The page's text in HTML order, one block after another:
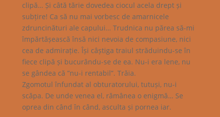
clipă… Și câtă tărie dovedea ciocul acela drept și
subțire! Ca să nu mai vorbesc de amarnicele
zdruncinături ale capului… Trudnica nu părea să-mi
împărtășească însă nici nevoia de compasiune, nici
cea de admirație. Își câștiga traiul străduindu-se în
fiece clipă și bucurându-se de ea. Nu-i era lene, nu
se gândea că ”nu-i rentabil”. Trăia.
Zgomotul înfundat al obturatorului, tutuși, nu-i
scăpa. De unde venea el, rămânea o enigmă… Se
oprea din când în când, asculta și pornea iar.